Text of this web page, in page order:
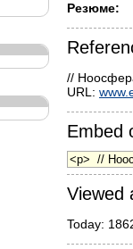
Резюме:
//
URL:
Embed
Viewed
Today: